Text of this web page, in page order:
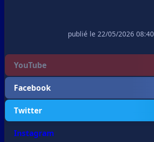
publié le 22/05/2026 08:40
YouTube
Facebook
Twitter
Instagram